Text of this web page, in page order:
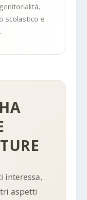
scolastico e
interessa,
aspetti